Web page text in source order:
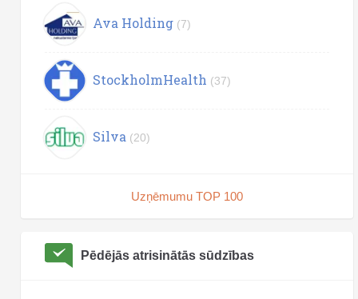
Ava Holding (7)
StockholmHealth (37)
Silva (20)
Uzņēmumu TOP 100
Pēdējās atrisinātās sūdzības